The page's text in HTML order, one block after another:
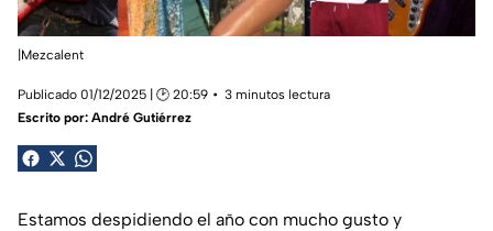
|Mezcalent
Publicado 01/12/2025 | 🕑 20:59
3 minutos lectura
Escrito por: André Gutiérrez
Estamos despidiendo el año con mucho gusto y